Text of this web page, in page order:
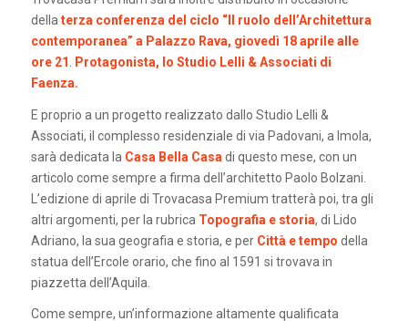
della terza conferenza del ciclo “Il ruolo dell’Architettura
contemporanea” a Palazzo Rava, giovedì 18 aprile alle
ore 21
Protagonista, lo Studio Lelli & Associati di
Faenza.
E proprio a un progetto realizzato dallo Studio Lelli &
Associati, il complesso residenziale di via Padovani, a Imola,
sarà dedicata la Casa Bella Casa di questo mese, con un
articolo come sempre a firma dell’architetto Paolo Bolzani.
L’edizione di aprile di Trovacasa Premium tratterà poi, tra gli
altri argomenti, per la rubrica Topografia e storia, di Lido
Adriano, la sua geografia e storia, e per Città e tempo della
statua dell’Ercole orario, che fino al 1591 si trovava in
piazzetta dell’Aquila.
Come sempre, un’informazione altamente qualificata